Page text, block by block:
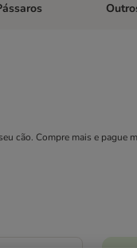
menu de categoria:Abrir
cão. Compre mais e pague